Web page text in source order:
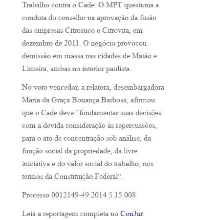
Trabalho contra o Cade. O MPT questiona a
conduta do conselho na aprovação da fusão
das empresas Citrosuco e Citrovita, em
dezembro de 2011. O negócio provocou
demissão em massa nas cidades de Matão e
Limeira, ambas no interior paulista.
No voto vencedor, a relatora, desembargadora
Maria da Graça Bonança Barbosa, afirmou
que o Cade deve “fundamentar suas decisões
com a devida consideração às repercussões,
para o ato de concentração sob análise, da
função social da propriedade, da livre
iniciativa e do valor social do trabalho, nos
termos da Constituição Federal”.
Processo 0012149-49.2014.5.15.008
Leia a reportagem completa noConJur.